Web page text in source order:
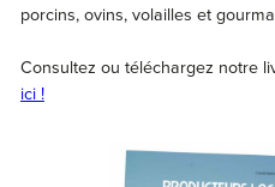
porcins, ovins, volailles et
Consultez ou téléchargez notre
ici !